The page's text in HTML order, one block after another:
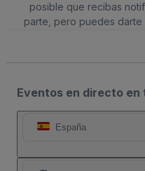
posible que recibas
parte, pero puedes darte
Eventos en directo en
España